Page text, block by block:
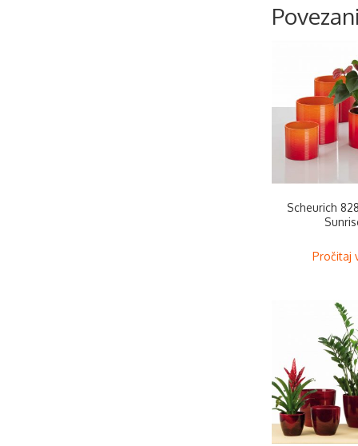
Scheurich
Pročitaj